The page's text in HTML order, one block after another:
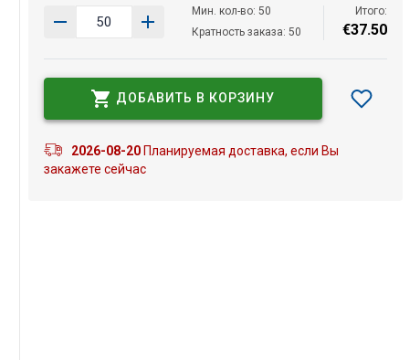
Мин. кол-во: 50
Кратность заказа: 50
Итого:
€37.50
ДОБАВИТЬ В КОРЗИНУ
2026-08-20Планируемая доставка, если Вы
закажете сейчас